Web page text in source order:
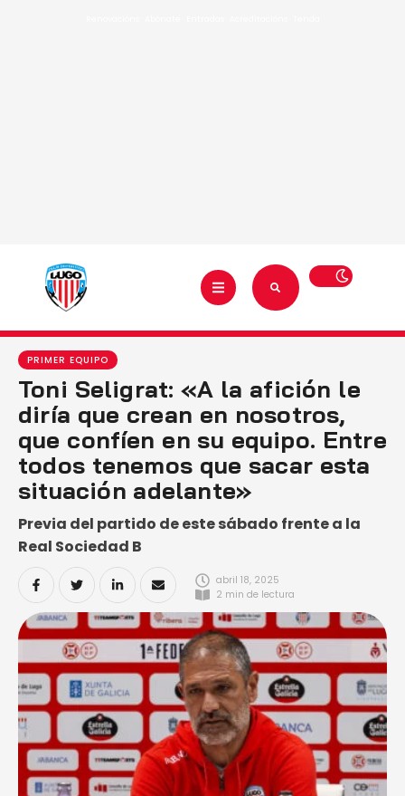
PRIMER EQUIPO
Toni Seligrat: «A la afición le
diría que crean en nosotros,
que confíen en su equipo. Entre
todos tenemos que sacar esta
situación adelante»
Previa del partido de este sábado frente a la
Real Sociedad B
abril 18, 2025
2 min de lectura